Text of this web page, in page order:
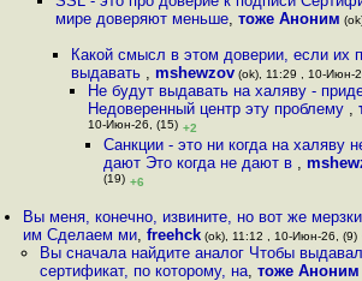
мире доверяют меньше, тоже Аноним
Какой смысл в этом доверии, если их
выдавать ,mshewzov (ok), 11:29 , 10-Июн-
Не будут выдавать на халяву -
Недоверенный центр эту проблему ,
10-Июн-26, (15) +2
Санкции - это ни когда на халяву
дают Это когда не дают в ,
(19) +6
Вы меня, конечно, извините, но вот же
им Сделаем ми,freehck (ok), 11:12 , 10-Июн-26, (9)
Вы сначала найдите аналог Чтобы
сертификат, по которому, на, тоже Аноним